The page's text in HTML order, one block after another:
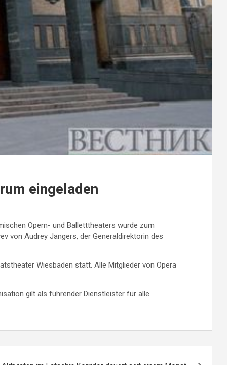
eingeladen
Opern- und Balletttheaters wurde zum
von Audrey Jangers, der Generaldirektorin des
Wiesbaden statt. Alle Mitglieder von Opera
gilt als führender Dienstleister für alle